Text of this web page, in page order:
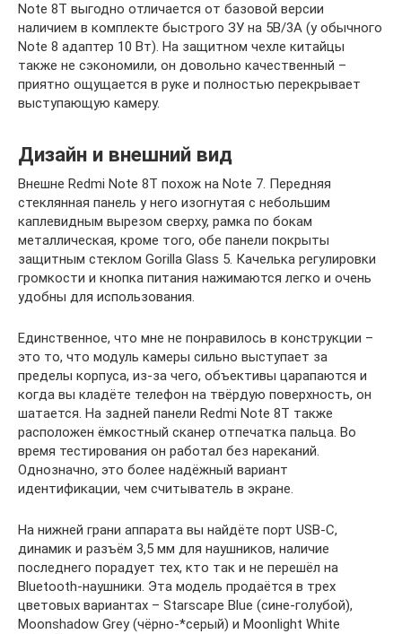
Note 8T выгодно отличается от базовой версии
наличием в комплекте быстрого ЗУ на 5В/3A (у обычного
Note 8 адаптер 10 Вт). На защитном чехле китайцы
также не сэкономили, он довольно качественный –
приятно ощущается в руке и полностью перекрывает
выступающую камеру.
Дизайн и внешний вид
Внешне Redmi Note 8T похож на Note 7. Передняя
стеклянная панель у него изогнутая с небольшим
каплевидным вырезом сверху, рамка по бокам
металлическая, кроме того, обе панели покрыты
защитным стеклом Gorilla Glass 5. Качелька регулировки
громкости и кнопка питания нажимаются легко и очень
удобны для использования.
Единственное, что мне не понравилось в конструкции –
это то, что модуль камеры сильно выступает за
пределы корпуса, из-за чего, объективы царапаются и
когда вы кладёте телефон на твёрдую поверхность, он
шатается. На задней панели Redmi Note 8T также
расположен ёмкостный сканер отпечатка пальца. Во
время тестирования он работал без нареканий.
Однозначно, это более надёжный вариант
идентификации, чем считыватель в экране.
На нижней грани аппарата вы найдёте порт USB-C,
динамик и разъём 3,5 мм для наушников, наличие
последнего порадует тех, кто так и не перешёл на
Bluetooth-наушники. Эта модель продаётся в трех
цветовых вариантах – Starscape Blue (сине-голубой),
Moonshadow Grey (чёрно-*серый) и Moonlight White